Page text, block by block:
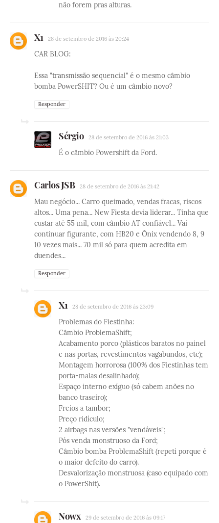
não forem pras alturas.
X1 28 de setembro de 2016 às 20:24
CAR BLOG:
Essa "transmissão sequencial" é o mesmo câmbio
bomba PowerSHIT? Ou é um câmbio novo?
Responder
Sérgio 28 de setembro de 2016 às 21:03
É o câmbio Powershift da Ford.
Carlos JSB 28 de setembro de 2016 às 21:42
Mau negócio... Carro queimado, vendas fracas, riscos
altos... Uma pena... New Fiesta devia liderar... Tinha que
custar até 55 mil, com câmbio AT confiável... Vai
continuar figurante, com HB20 e Ônix vendendo 8, 9
10 vezes mais... 70 mil só para quem acredita em
duendes...
Responder
X1 28 de setembro de 2016 às 23:09
Problemas do Fiestinha:
Câmbio ProblemaShift;
Acabamento porco (plásticos baratos no painel
e nas portas, revestimentos vagabundos, etc);
Montagem horrorosa (100% dos Fiestinhas tem
porta-malas desalinhado);
Espaço interno exíguo (só cabem anões no
banco traseiro);
Freios a tambor;
Preço ridículo;
2 airbags nas versões "vendáveis";
Pós venda monstruoso da Ford;
Câmbio bomba ProblemaShift (repeti porque é
o maior defeito do carro).
Desvalorização monstruosa (caso equipado com
o PowerShit).
Nowx 29 de setembro de 2016 às 09:17